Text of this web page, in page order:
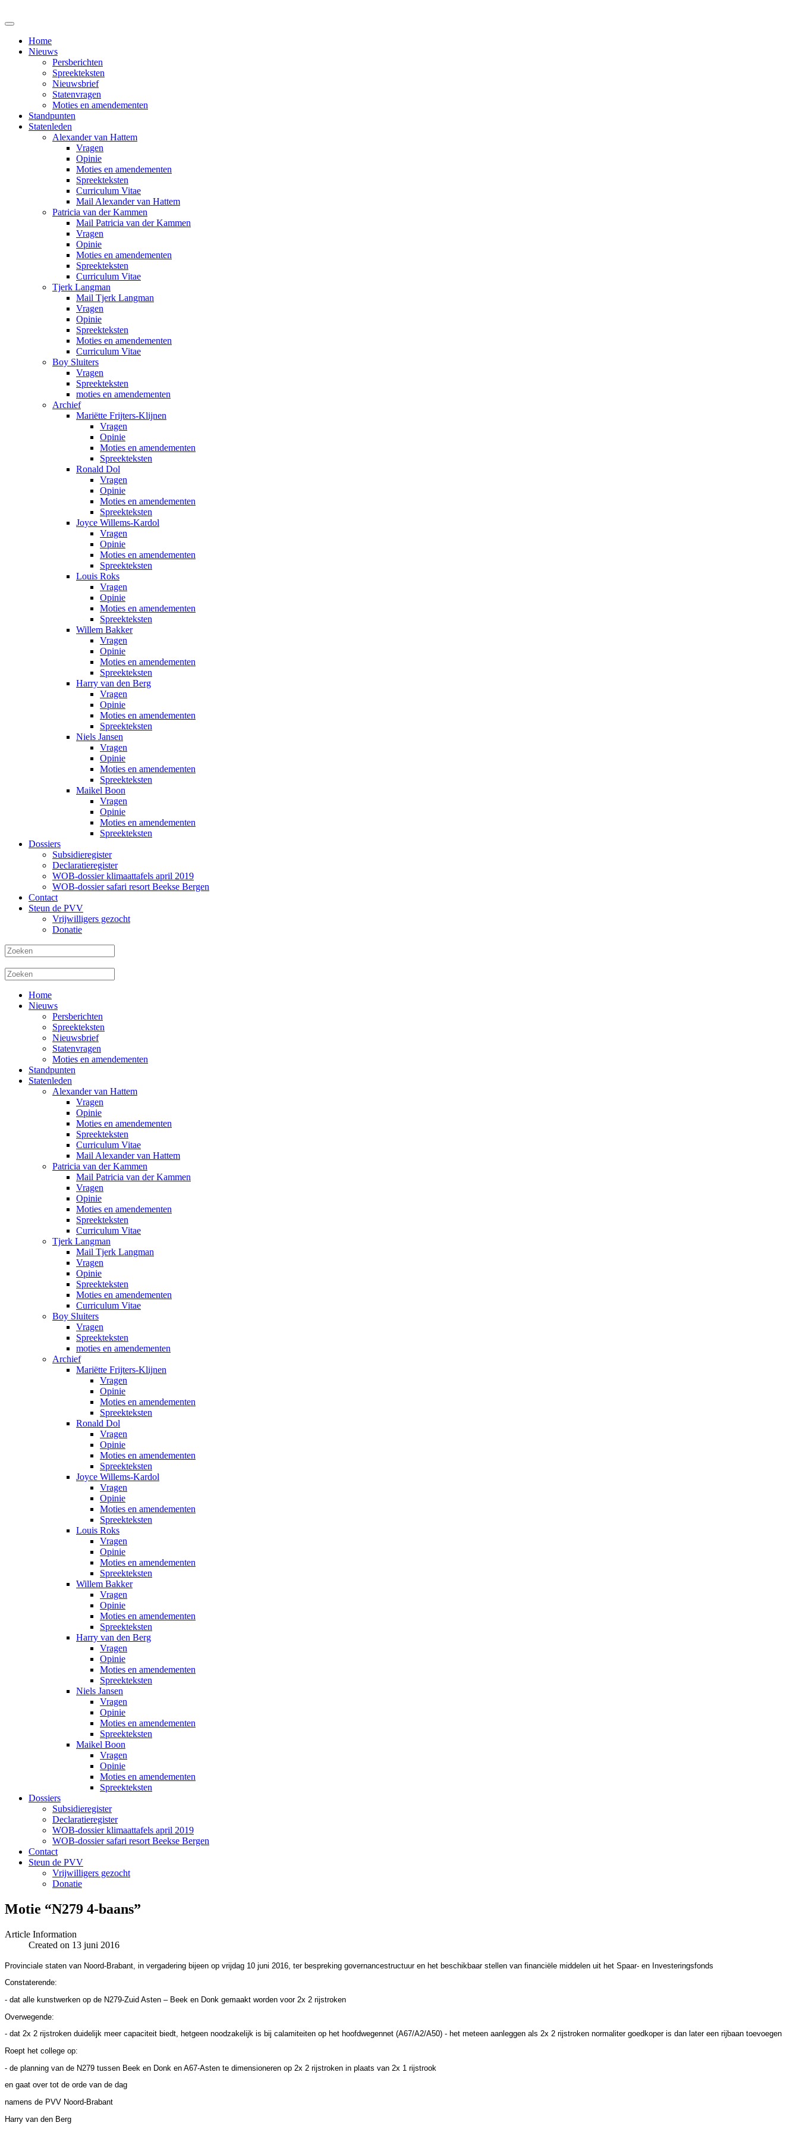
Home
Nieuws
Persberichten
Spreekteksten
Nieuwsbrief
Statenvragen
Moties en amendementen
Standpunten
Statenleden
Alexander van Hattem
Vragen
Opinie
Moties en amendementen
Spreekteksten
Curriculum Vitae
Mail Alexander van Hattem
Patricia van der Kammen
Mail Patricia van der Kammen
Vragen
Opinie
Moties en amendementen
Spreekteksten
Curriculum Vitae
Tjerk Langman
Mail Tjerk Langman
Vragen
Opinie
Spreekteksten
Moties en amendementen
Curriculum Vitae
Boy Sluiters
Vragen
Spreekteksten
moties en amendementen
Archief
Mariëtte Frijters-Klijnen
Vragen
Opinie
Moties en amendementen
Spreekteksten
Ronald Dol
Vragen
Opinie
Moties en amendementen
Spreekteksten
Joyce Willems-Kardol
Vragen
Opinie
Moties en amendementen
Spreekteksten
Louis Roks
Vragen
Opinie
Moties en amendementen
Spreekteksten
Willem Bakker
Vragen
Opinie
Moties en amendementen
Spreekteksten
Harry van den Berg
Vragen
Opinie
Moties en amendementen
Spreekteksten
Niels Jansen
Vragen
Opinie
Moties en amendementen
Spreekteksten
Maikel Boon
Vragen
Opinie
Moties en amendementen
Spreekteksten
Dossiers
Subsidieregister
Declaratieregister
WOB-dossier klimaattafels april 2019
WOB-dossier safari resort Beekse Bergen
Contact
Steun de PVV
Vrijwilligers gezocht
Donatie
Home
Nieuws
Persberichten
Spreekteksten
Nieuwsbrief
Statenvragen
Moties en amendementen
Standpunten
Statenleden
Alexander van Hattem
Vragen
Opinie
Moties en amendementen
Spreekteksten
Curriculum Vitae
Mail Alexander van Hattem
Patricia van der Kammen
Mail Patricia van der Kammen
Vragen
Opinie
Moties en amendementen
Spreekteksten
Curriculum Vitae
Tjerk Langman
Mail Tjerk Langman
Vragen
Opinie
Spreekteksten
Moties en amendementen
Curriculum Vitae
Boy Sluiters
Vragen
Spreekteksten
moties en amendementen
Archief
Mariëtte Frijters-Klijnen
Vragen
Opinie
Moties en amendementen
Spreekteksten
Ronald Dol
Vragen
Opinie
Moties en amendementen
Spreekteksten
Joyce Willems-Kardol
Vragen
Opinie
Moties en amendementen
Spreekteksten
Louis Roks
Vragen
Opinie
Moties en amendementen
Spreekteksten
Willem Bakker
Vragen
Opinie
Moties en amendementen
Spreekteksten
Harry van den Berg
Vragen
Opinie
Moties en amendementen
Spreekteksten
Niels Jansen
Vragen
Opinie
Moties en amendementen
Spreekteksten
Maikel Boon
Vragen
Opinie
Moties en amendementen
Spreekteksten
Dossiers
Subsidieregister
Declaratieregister
WOB-dossier klimaattafels april 2019
WOB-dossier safari resort Beekse Bergen
Contact
Steun de PVV
Vrijwilligers gezocht
Donatie
Motie “N279 4-baans”
Article Information
Created on 13 juni 2016
Provinciale staten van Noord-Brabant, in vergadering bijeen op vrijdag 10 juni 2016, ter bespreking governancestructuur en het beschikbaar stellen van financiële middelen uit het Spaar- en Investeringsfonds
Constaterende:
- dat alle kunstwerken op de N279-Zuid Asten – Beek en Donk gemaakt worden voor 2x 2 rijstroken
Overwegende:
- dat 2x 2 rijstroken duidelijk meer capaciteit biedt, hetgeen noodzakelijk is bij calamiteiten op het hoofdwegennet (A67/A2/A50) - het meteen aanleggen als 2x 2 rijstroken normaliter goedkoper is dan later een rijbaan toevoegen
Roept het college op:
- de planning van de N279 tussen Beek en Donk en A67-Asten te dimensioneren op 2x 2 rijstroken in plaats van 2x 1 rijstrook
en gaat over tot de orde van de dag
namens de PVV Noord-Brabant
Harry van den Berg